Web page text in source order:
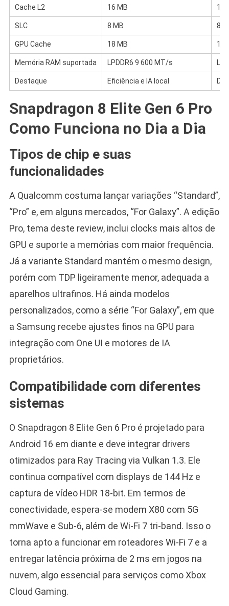
Cache L2 16 MB 12
SLC 8 MB 8
GPU Cache 18 MB 16
Memória RAM suportada LPDDR6 9 600 MT/s
Destaque Eficiência e IA local
Snapdragon 8 Elite Gen 6 Pro
Como Funciona no Dia a Dia
Tipos de chip e suas
funcionalidades
A Qualcomm costuma lançar variações “Standard”,
“Pro” e, em alguns mercados, “For Galaxy”. A edição
Pro, tema deste review, inclui clocks mais altos de
GPU e suporte a memórias com maior frequência.
Já a variante Standard mantém o mesmo design,
porém com TDP ligeiramente menor, adequada a
aparelhos ultrafinos. Há ainda modelos
personalizados, como a série “For Galaxy”, em que
a Samsung recebe ajustes finos na GPU para
integração com One UI e motores de IA
proprietários.
Compatibilidade com diferentes
sistemas
O Snapdragon 8 Elite Gen 6 Pro é projetado para
Android 16 em diante e deve integrar drivers
otimizados para Ray Tracing via Vulkan 1.3. Ele
continua compatível com displays de 144 Hz e
captura de vídeo HDR 18-bit. Em termos de
conectividade, espera-se modem X80 com 5G
mmWave e Sub-6, além de Wi-Fi 7 tri-band. Isso o
torna apto a funcionar em roteadores Wi-Fi 7 e a
entregar latência próxima de 2 ms em jogos na
nuvem, algo essencial para serviços como Xbox
Cloud Gaming.